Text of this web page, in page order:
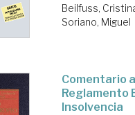
Beilfuss,
Soriano, Miguel
Comentario al
Reglamento
Insolvencia